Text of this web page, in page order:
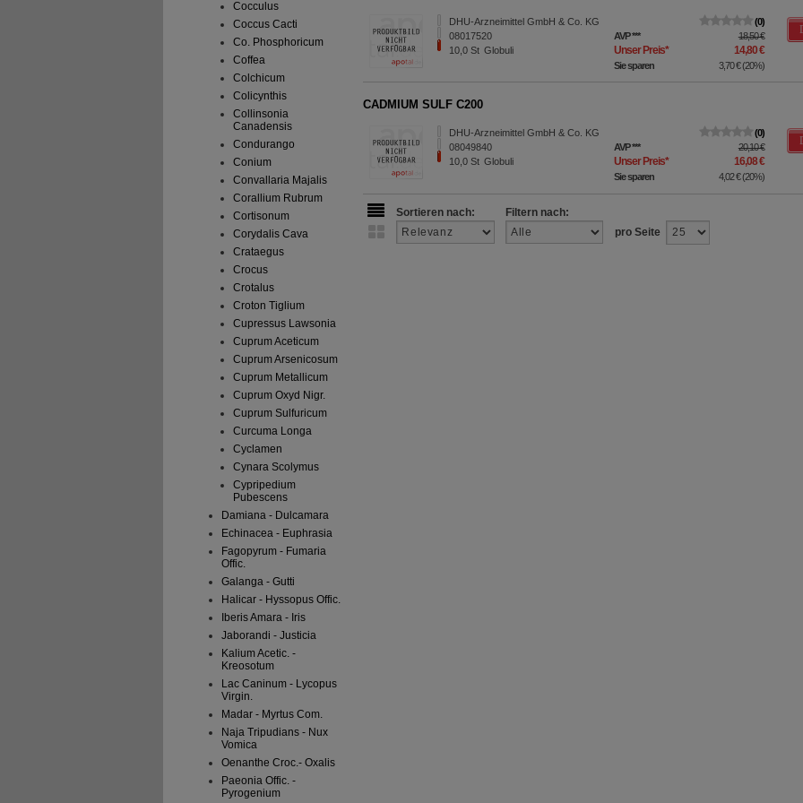
Cocculus
Coccus Cacti
Co. Phosphoricum
Coffea
Colchicum
Colicynthis
Collinsonia
Canadensis
Condurango
Conium
Convallaria Majalis
Corallium Rubrum
Cortisonum
Corydalis Cava
Crataegus
Crocus
Crotalus
Croton Tiglium
Cupressus Lawsonia
Cuprum Aceticum
Cuprum Arsenicosum
Cuprum Metallicum
Cuprum Oxyd Nigr.
Cuprum Sulfuricum
Curcuma Longa
Cyclamen
Cynara Scolymus
Cypripedium
Pubescens
Damiana - Dulcamara
Echinacea - Euphrasia
Fagopyrum - Fumaria
Offic.
Galanga - Gutti
Halicar - Hyssopus Offic.
Iberis Amara - Iris
Jaborandi - Justicia
Kalium Acetic. -
Kreosotum
Lac Caninum - Lycopus
Virgin.
Madar - Myrtus Com.
Naja Tripudians - Nux
Vomica
Oenanthe Croc.- Oxalis
Paeonia Offic. -
Pyrogenium
DHU-Arzneimittel GmbH & Co. KG
08017520
10,0St Globuli
0
AVP*** 18,50 €
Unser Preis* 14,80 €
Sie sparen 3,70 €(20%)
CADMIUM SULF C200
DHU-Arzneimittel GmbH & Co. KG
08049840
10,0St Globuli
0
AVP*** 20,10 €
Unser Preis* 16,08 €
Sie sparen 4,02 €(20%)
Sortieren nach:
Filtern nach:
pro Seite